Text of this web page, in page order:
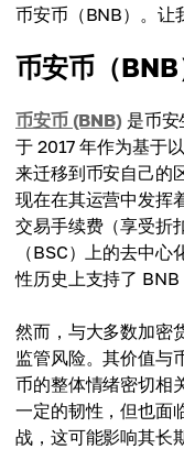
币安币（BNB）。让
币安币（
币安币 (BNB) 是币
于 2017 年作为基于
来迁移到币安自己的
现在在其运营中发挥
交易手续费（享受折
（BSC）上的去中
性历史上支持了 BNB
然而，与大多数加密
监管风险。其价值与
币的整体情绪密切相
一定的韧性，但也面
战，这可能影响其长